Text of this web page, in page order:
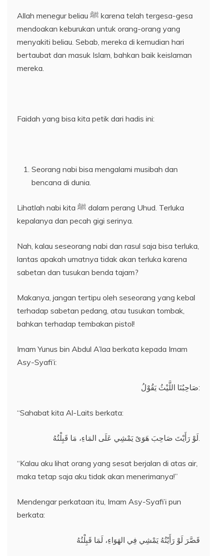
Allah menegur beliau ﷺ karena telah tergesa-gesa
mendoakan keburukan untuk orang-orang yang
menyakiti beliau. Sebab, mereka di kemudian hari
bertaubat dan masuk Islam, bahkan baik keislaman
mereka.
Faidah yang bisa kita petik dari hadis ini:
Seorang nabi bisa mengalami musibah dan
bencana di dunia.
Lihatlah nabi kita ﷺ dalam perang Uhud. Terluka
kepalanya dan pecah gigi serinya.
Nah, kalau seseorang nabi dan rasul saja bisa terluka,
lantas apakah umatnya tidak akan terluka karena
sabetan dan tusukan benda tajam?
Makanya, jangan tertipu oleh seseorang yang kebal
terhadap sabetan pedang, atau tusukan tombak,
bahkan terhadap tembakan pistol!
Imam Yunus bin Abdul A’laa berkata kepada Imam
Asy-Syafi’i:
صَاحِبُنَا اللَّيْثُ يَقُوْلُ:
“Sahabat kita Al-Laits berkata:
لَوْ رَأَيْتَ صَاحِبَ هَوَىً يَمْشِي عَلَى المَاءِ، مَا قَبِلْتُهُ.
“Kalau aku lihat orang yang sesat berjalan di atas air,
maka tetap saja aku tidak akan menerimanya!”
Mendengar perkataan itu, Imam Asy-Syafi’i pun
berkata:
قَصَّرَ لَوْ رَأَيْتُهُ يَمْشِي فِي الهَوَاءِ، لَمَا قَبِلْتُهُ